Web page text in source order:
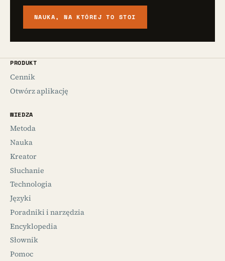
NAUKA, NA KTÓREJ TO STOI
PRODUKT
Cennik
Otwórz aplikację
WIEDZA
Metoda
Nauka
Kreator
Słuchanie
Technologia
Języki
Poradniki i narzędzia
Encyklopedia
Słownik
Pomoc